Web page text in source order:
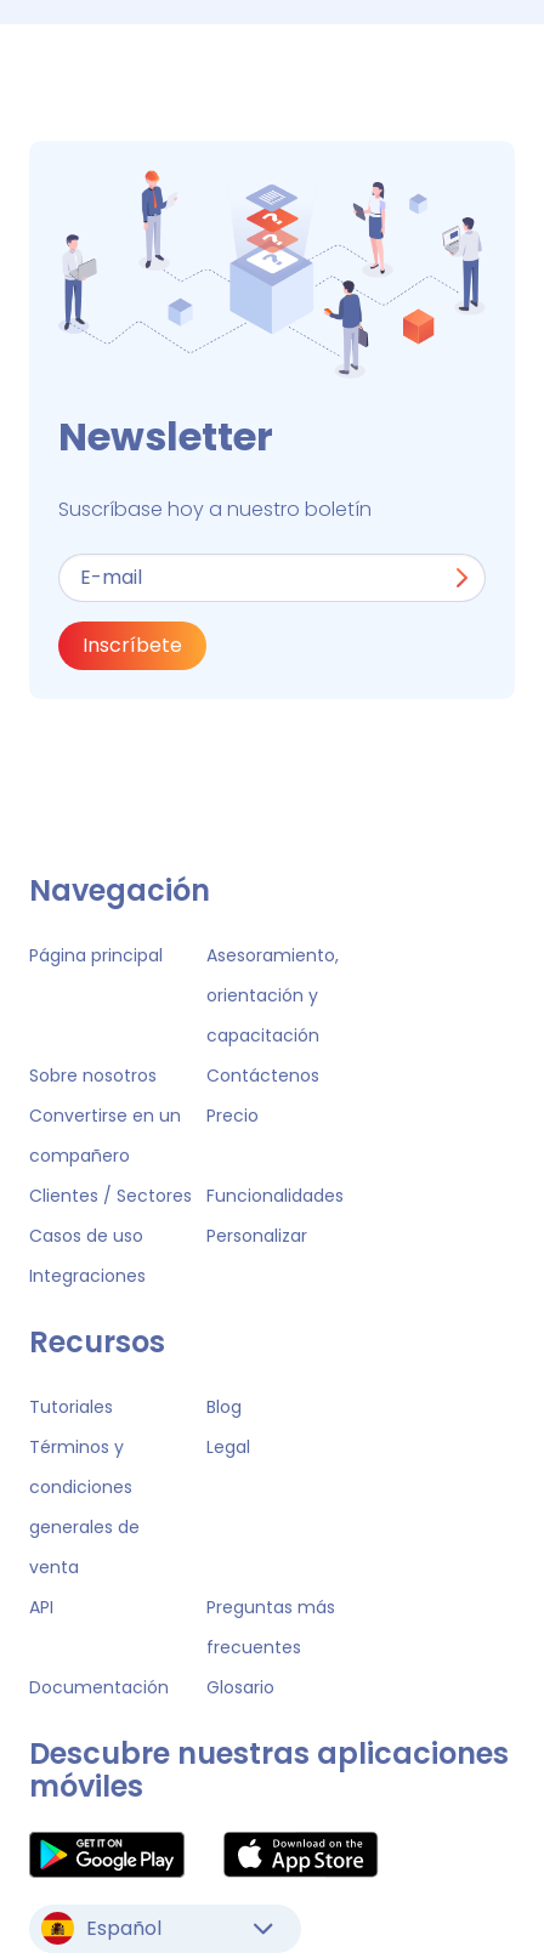
Newsletter
Suscríbase hoy a nuestro boletín
Inscríbete
Navegación
Página principal
Asesoramiento,
orientación y
capacitación
Sobre nosotros
Contáctenos
Convertirse en un
compañero
Precio
Clientes / Sectores
Funcionalidades
Casos de uso
Personalizar
Integraciones
Recursos
Tutoriales
Blog
Términos y
condiciones
generales de
venta
Legal
API
Preguntas más
frecuentes
Documentación
Glosario
Descubre nuestras aplicaciones
móviles
Español